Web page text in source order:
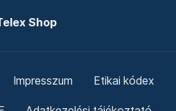
Shop
Impresszum Etikai kódex